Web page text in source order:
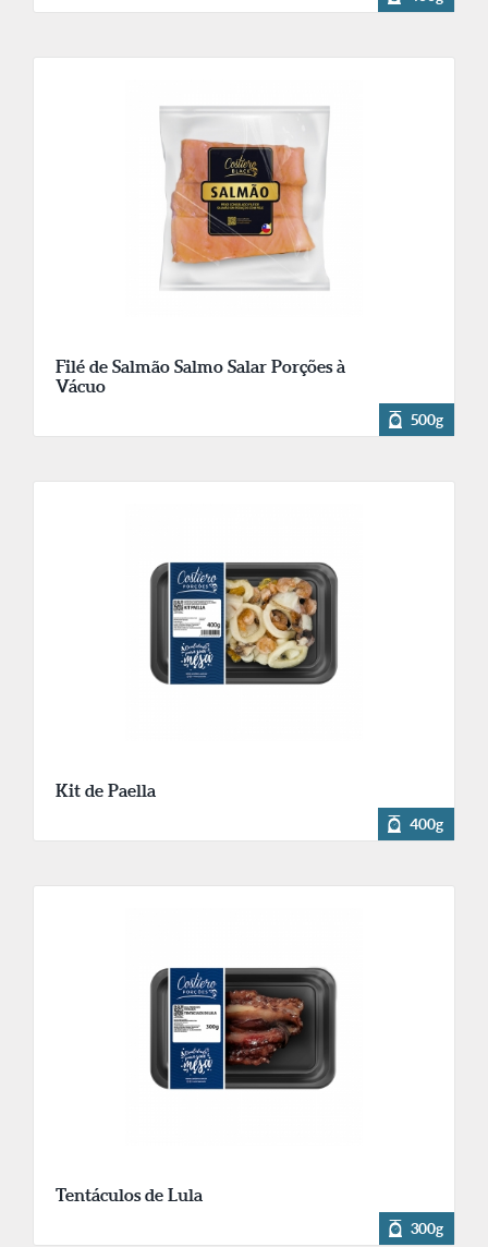
Filé de Salmão Salmo Salar Porções à
Vácuo
500g
Kit de Paella
400g
Tentáculos de Lula
300g